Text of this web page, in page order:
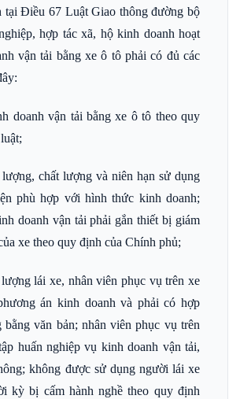
tại Điều 67 Luật Giao thông đường bộ
hợp tác xã, hộ kinh doanh hoạt
vận tải bằng xe ô tô phải có đủ các
doanh vận tải bằng xe ô tô theo quy
chất lượng và niên hạn sử dụng
phù hợp với hình thức kinh doanh;
doanh vận tải phải gắn thiết bị giám
xe theo quy định của Chính phủ;
lái xe, nhân viên phục vụ trên xe
án kinh doanh và phải có hợp
bằng văn bản; nhân viên phục vụ trên
huấn nghiệp vụ kinh doanh vận tải,
không được sử dụng người lái xe
kỳ bị cấm hành nghề theo quy định